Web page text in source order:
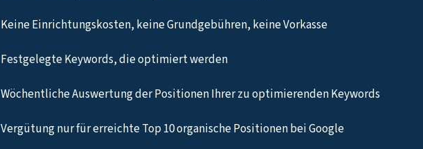
Keine Einrichtungskosten, keine Grundgebühren, keine Vorkasse
Festgelegte Keywords, die optimiert werden
Wöchentliche Auswertung der Positionen Ihrer zu optimierenden Keywords
Vergütung nur für erreichte Top 10 organische Positionen bei Google